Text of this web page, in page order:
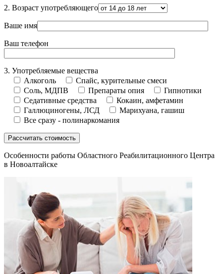
2. Возраст употребляющего
Ваше имя
Ваш телефон
3. Употребляемые вещества
Алкоголь
Спайс, курительные смеси
Соль, МДПВ
Препараты опия
Гипнотики
Седативные средства
Кокаин, амфетамин
Галлюциногены, ЛСД
Марихуана, гашиш
Все сразу - полинаркомания
Особенности работы Областного Реабилитационного Центра
в Новоалтайске